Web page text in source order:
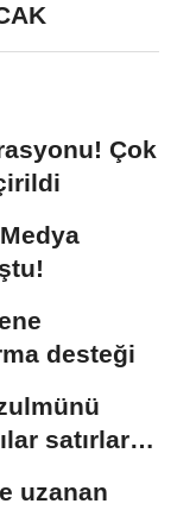
Çok
desteği
satırlara
uzanan